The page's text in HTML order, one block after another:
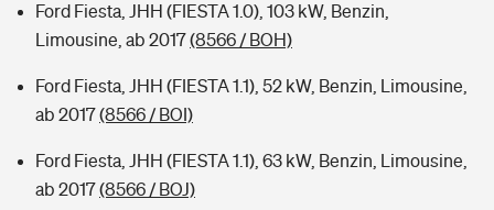
Ford Fiesta, JHH (FIESTA 1.0), 103 kW, Benzin,
Limousine, ab 2017(8566 / BOH)
Ford Fiesta, JHH (FIESTA 1.1), 52 kW, Benzin, Limousine,
ab 2017(8566 / BOI)
Ford Fiesta, JHH (FIESTA 1.1), 63 kW, Benzin, Limousine,
ab 2017(8566 / BOJ)